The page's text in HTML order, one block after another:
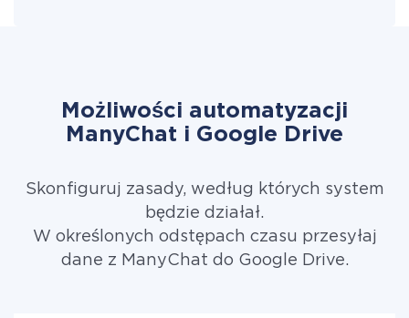
Możliwości automatyzacji
ManyChat i Google Drive
Skonfiguruj zasady, według których system
będzie działał.
W określonych odstępach czasu przesyłaj
dane z ManyChat do Google Drive.